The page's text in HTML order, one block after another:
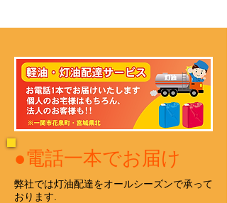
​●電話一本でお届け
​弊社では灯油配達をオールシーズンで承って
おります.